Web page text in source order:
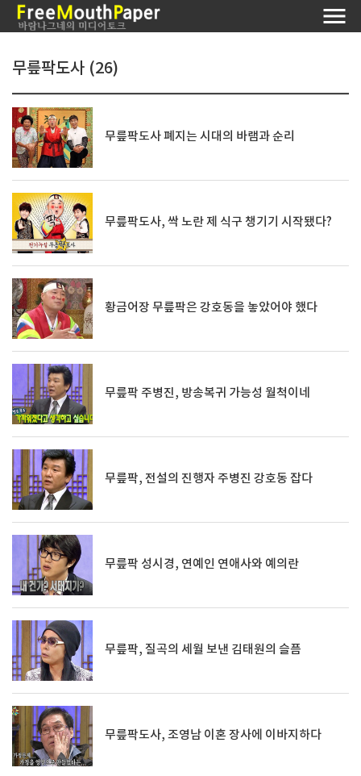
무릎팍도사 (26)
무릎팍도사 폐지는 시대의 바램과 순리
무릎팍도사, 싹 노란 제 식구 챙기기 시작됐다?
황금어장 무릎팍은 강호동을 놓았어야 했다
무릎팍 주병진, 방송복귀 가능성 월척이네
무릎팍, 전설의 진행자 주병진 강호동 잡다
무릎팍 성시경, 연예인 연애사와 예의란
무릎팍, 질곡의 세월 보낸 김태원의 슬픔
무릎팍도사, 조영남 이혼 장사에 이바지하다